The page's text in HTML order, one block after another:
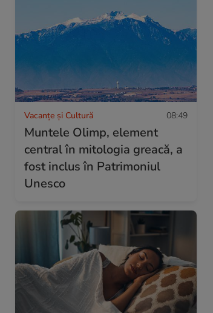
Vacanțe și Cultură 08:49
Muntele Olimp, element
central în mitologia greacă, a
fost inclus în Patrimoniul
Unesco